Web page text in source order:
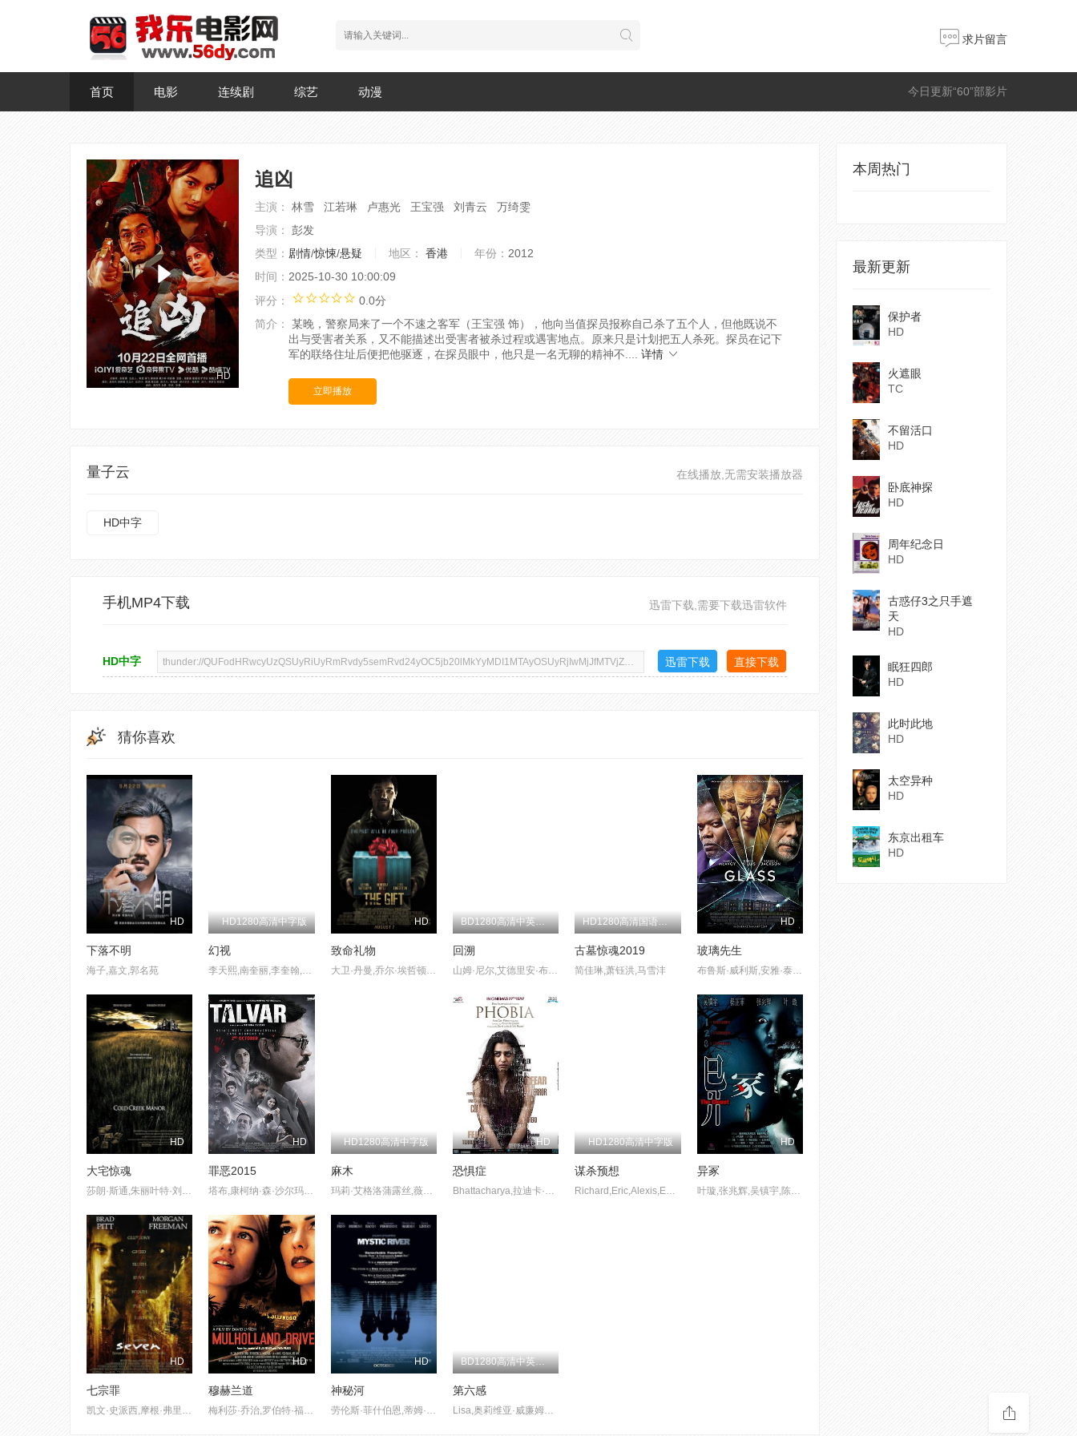
求片留言
今日更新“60”部影片
首页 电影 连续剧 综艺 动漫
HD
追凶
主演：
林雪 江若琳 卢惠光 王宝强 刘青云 万绮雯
导演：
彭发
类型： 剧情/惊悚/悬疑 地区： 香港 年份： 2012
时间： 2025-10-30 10:00:09
评分：
0.0分
简介：
某晚，警察局来了一个不速之客军（王宝强 饰），他向当值探员报称自己杀了五个人，但他既说不
出与受害者关系，又不能描述出受害者被杀过程或遇害地点。原来只是计划把五人杀死。探员在记下
军的联络住址后便把他驱逐，在探员眼中，他只是一名无聊的精神不....
详情
立即播放
在线播放,无需安装播放器
量子云
HD中字
迅雷下载,需要下载迅雷软件
手机MP4下载
HD中字 迅雷下载 直接下载
猜你喜欢
HD
下落不明
海子,嘉文,郭名苑
HD1280高清中字版
幻视
李天熙,南奎丽,李奎翰,东铉培
HD
致命礼物
大卫·丹曼,乔尔·埃哲顿,丽贝卡·豪尔,杰森·贝特曼
BD1280高清中英双字版
回溯
山姆·尼尔,艾德里安·布洛迪,罗宾·麦克丽薇,布鲁斯·斯宾斯
HD1280高清国语中字版
古墓惊魂2019
简佳琳,萧钰洪,马雪沣
HD
玻璃先生
布鲁斯·威利斯,安雅·泰勒-乔伊,塞缪尔·杰克逊,詹姆斯·麦卡沃伊
HD
大宅惊魂
莎朗·斯通,朱丽叶特·刘易斯,丹尼斯·奎德,斯蒂芬·多尔夫
HD
罪恶2015
塔布,康柯纳·森·沙尔玛,伊尔凡·可汗,内拉吉·卡比
HD1280高清中字版
麻木
玛莉·艾格洛蒲露丝,薇娜·苏德,保罗·麦克吉莱恩,柯林·坎宁安,吉米·巴姆博,阿莱克斯·潘诺维奇,吉娜·基亚雷利
HD
恐惧症
Bhattacharya,拉迪卡·艾普特,Ankur,Vikal,Nivedita,Yashaswini,Dayama,Satyadeep,Misra
HD1280高清中字版
谋杀预想
Richard,Eric,Alexis,Edward,Carmen,Ted,卡斯帕·凡·迪恩,凯文·韦恩,海莉·谢泼德,韦斯·拉姆齐,肖恩·克里斯汀,Monnie,Rooney,Colley,Kahl
HD
异冢
叶璇,张兆辉,吴镇宇,陈望华,杨旸,王延明,陈荣照
HD
七宗罪
凯文·史派西,摩根·弗里曼,布拉德·皮特,雷格·E·凯蒂,格温妮斯·帕特洛,安德鲁·凯文·沃克,约翰·卡西尼,李·厄米
HD
穆赫兰道
梅利莎·乔治,罗伯特·福斯特,娜奥米·沃茨,贾斯汀·塞洛克斯,比利·雷·赛勒斯,马克·佩雷格里诺,劳拉·哈灵,安·米勒,斯科特·科菲,布兰特·布里斯科,凯瑟琳·汤,李·格兰特,查德·艾微特,丽塔·塔格特,詹姆斯·凯伦,洛里·海瑞,安哲罗·巴达拉曼提,迈克尔·德·巴雷斯,马库斯·格雷厄姆,丹·哈达亚,蒙蒂·蒙哥马利,迈克尔·J·安德森
HD
神秘河
劳伦斯·菲什伯恩,蒂姆·罗宾斯,凯文·贝肯,劳拉·琳妮,埃米·罗森,马西娅·盖伊·哈登,西恩·潘
BD1280高清中英双字版
第六感
Lisa,奥莉维亚·威廉姆斯,布鲁斯·威利斯,托妮·科莱特,海利·乔·奥斯蒙,米莎·巴顿,唐尼·沃尔伯格,特拉沃·摩根,彼得·安东尼·唐伯蒂斯,格伦·菲茨杰拉德,Summerour,法尔德斯·巴姆,杰弗里·泽布尼斯
本周热门
最新更新
保护者
HD
火遮眼
TC
不留活口
HD
卧底神探
HD
周年纪念日
HD
古惑仔3之只手遮
天
HD
眠狂四郎
HD
此时此地
HD
太空异种
HD
东京出租车
HD